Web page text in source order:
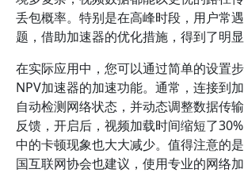
丢包概率。特别是在高峰时段，用户常
题，借助加速器的优化措施，得到了明显
在实际应用中，您可以通过简单的设置
NPV加速器的加速功能。通常，连接到
自动检测网络状态，并动态调整数据传
反馈，开启后，视频加载时间缩短了
中的卡顿现象也大大减少。值得注意的
国互联网协会也建议，使用专业的网络